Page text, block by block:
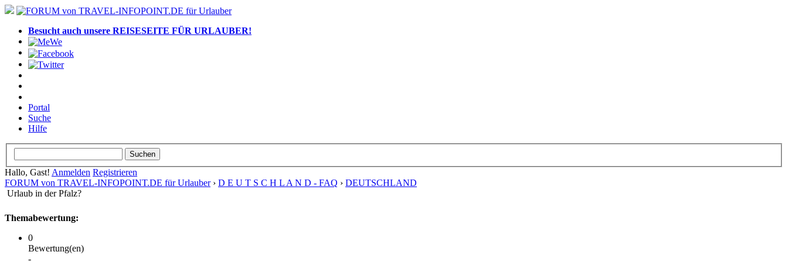
Besucht auch unsere REISESEITE FÜR URLAUBER!
Portal
Suche
Hilfe
Hallo, Gast! Anmelden Registrieren
FORUM von TRAVEL-INFOPOINT.DE für Urlauber› D E U T S C H L A N D - FAQ › DEUTSCHLAND
Urlaub in der Pfalz?
Themabewertung:
0
Bewertung(en)
-